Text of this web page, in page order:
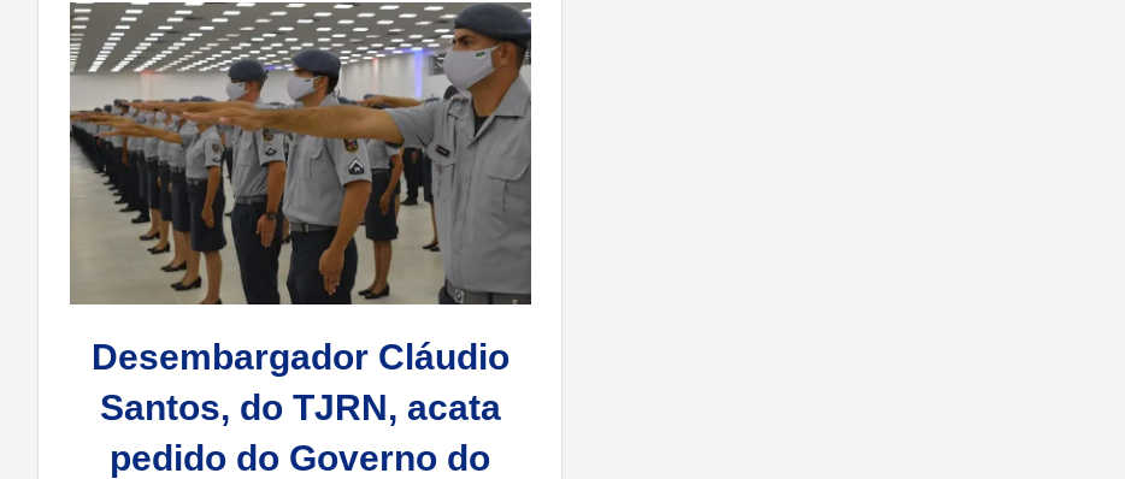
Desembargador Cláudio
Santos, do TJRN, acata
pedido do Governo do